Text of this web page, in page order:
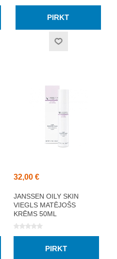
32,00 €
JANSSEN OILY SKIN
VIEGLS MATĒJOŠS
KRĒMS 50ML